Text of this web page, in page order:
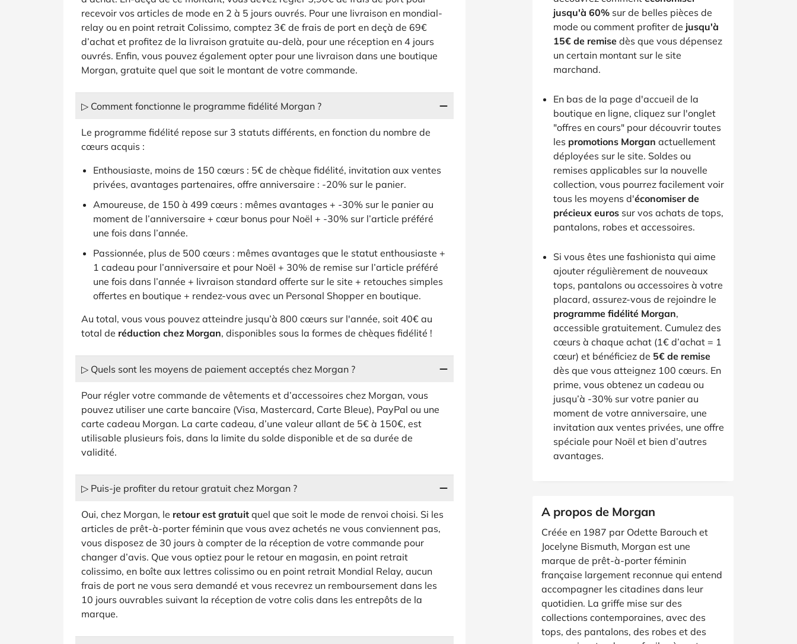
jusqu'à 60% sur de belles pièces de
mode ou comment profiter de jusqu'à
15€ de remise dès que vous dépensez
un certain montant sur le site
marchand.
En bas de la page d'accueil de la
boutique en ligne, cliquez sur l'onglet
"offres en cours" pour découvrir toutes
les promotions Morgan actuellement
déployées sur le site. Soldes ou
remises applicables sur la nouvelle
collection, vous pourrez facilement voir
tous les moyens d'économiser de
précieux euros sur vos achats de tops,
pantalons, robes et accessoires.
Si vous êtes une fashionista qui aime
ajouter régulièrement de nouveaux
tops, pantalons ou accessoires à votre
placard, assurez-vous de rejoindre le
programme fidélité Morgan,
accessible gratuitement. Cumulez des
cœurs à chaque achat (1€ d’achat = 1
cœur) et bénéficiez de 5€ de remise
dès que vous atteignez 100 cœurs. En
prime, vous obtenez un cadeau ou
jusqu’à -30% sur votre panier au
moment de votre anniversaire, une
invitation aux ventes privées, une offre
spéciale pour Noël et bien d’autres
avantages.
A propos de Morgan
Créée en 1987 par Odette Barouch et
Jocelyne Bismuth, Morgan est une
marque de prêt-à-porter féminin
française largement reconnue qui entend
accompagner les citadines dans leur
quotidien. La griffe mise sur des
collections contemporaines, avec des
tops, des pantalons, des robes et des
recevoir vos articles de mode en 2 à 5 jours ouvrés. Pour une livraison en mondial-
relay ou en point retrait Colissimo, comptez 3€ de frais de port en deçà de 69€
d’achat et profitez de la livraison gratuite au-delà, pour une réception en 4 jours
ouvrés. Enfin, vous pouvez également opter pour une livraison dans une boutique
Morgan, gratuite quel que soit le montant de votre commande.
▷ Comment fonctionne le programme fidélité Morgan ?
Le programme fidélité repose sur 3 statuts différents, en fonction du nombre de
cœurs acquis :
Enthousiaste, moins de 150 cœurs : 5€ de chèque fidélité, invitation aux ventes
privées, avantages partenaires, offre anniversaire : -20% sur le panier.
Amoureuse, de 150 à 499 cœurs : mêmes avantages + -30% sur le panier au
moment de l’anniversaire + cœur bonus pour Noël + -30% sur l’article préféré
une fois dans l’année.
Passionnée, plus de 500 cœurs : mêmes avantages que le statut enthousiaste +
1 cadeau pour l’anniversaire et pour Noël + 30% de remise sur l’article préféré
une fois dans l’année + livraison standard offerte sur le site + retouches simples
offertes en boutique + rendez-vous avec un Personal Shopper en boutique.
Au total, vous vous pouvez atteindre jusqu’à 800 cœurs sur l'année, soit 40€ au
total de réduction chez Morgan, disponibles sous la formes de chèques fidélité !
▷ Quels sont les moyens de paiement acceptés chez Morgan ?
Pour régler votre commande de vêtements et d’accessoires chez Morgan, vous
pouvez utiliser une carte bancaire (Visa, Mastercard, Carte Bleue), PayPal ou une
carte cadeau Morgan. La carte cadeau, d’une valeur allant de 5€ à 150€, est
utilisable plusieurs fois, dans la limite du solde disponible et de sa durée de
validité.
▷ Puis-je profiter du retour gratuit chez Morgan ?
Oui, chez Morgan, le retour est gratuit quel que soit le mode de renvoi choisi. Si les
articles de prêt-à-porter féminin que vous avez achetés ne vous conviennent pas,
vous disposez de 30 jours à compter de la réception de votre commande pour
changer d’avis. Que vous optiez pour le retour en magasin, en point retrait
colissimo, en boîte aux lettres colissimo ou en point retrait Mondial Relay, aucun
frais de port ne vous sera demandé et vous recevrez un remboursement dans les
10 jours ouvrables suivant la réception de votre colis dans les entrepôts de la
marque.